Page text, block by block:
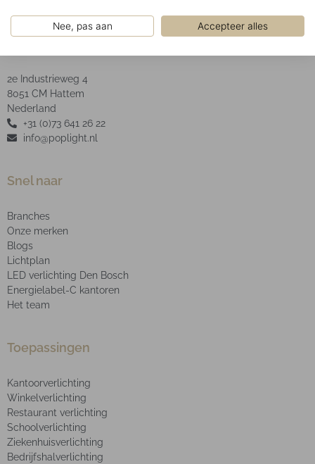
Nee, pas aan Accepteer alles
2e Industrieweg 4
8051 CM Hattem
Nederland
+31 (0)73 641 26 22
info@poplight.nl
Snel naar
Branches
Onze merken
Blogs
Lichtplan
LED verlichting Den Bosch
Energielabel-C kantoren
Het team
Toepassingen
Kantoorverlichting
Winkelverlichting
Restaurant verlichting
Schoolverlichting
Ziekenhuisverlichting
Bedrijfshalverlichting